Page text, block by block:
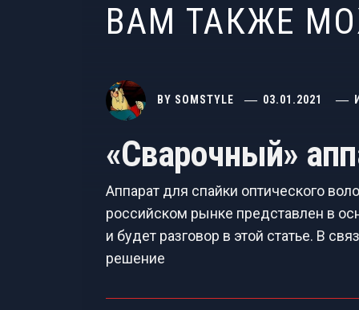
ВАМ ТАКЖЕ
BY SOMSTYLE 03.01.2021
«Сварочный»
Аппарат для спайки оптического
российском рынке представлен в
и будет разговор в этой статье. В
решение